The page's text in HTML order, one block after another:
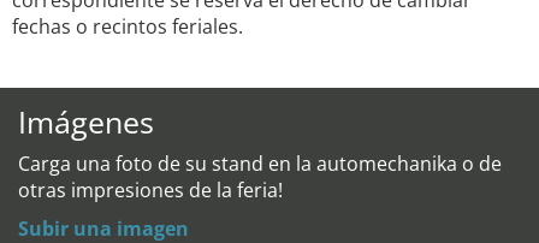
fechas o recintos feriales.
Imágenes
Carga una foto de su stand en la automechanika o de
otras impresiones de la feria!
Subir una imagen